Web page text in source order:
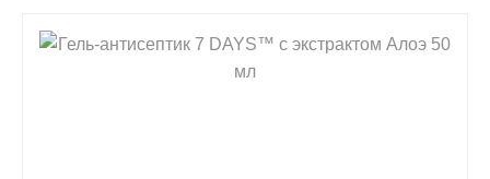
shopping_cart В КОРЗИНУ